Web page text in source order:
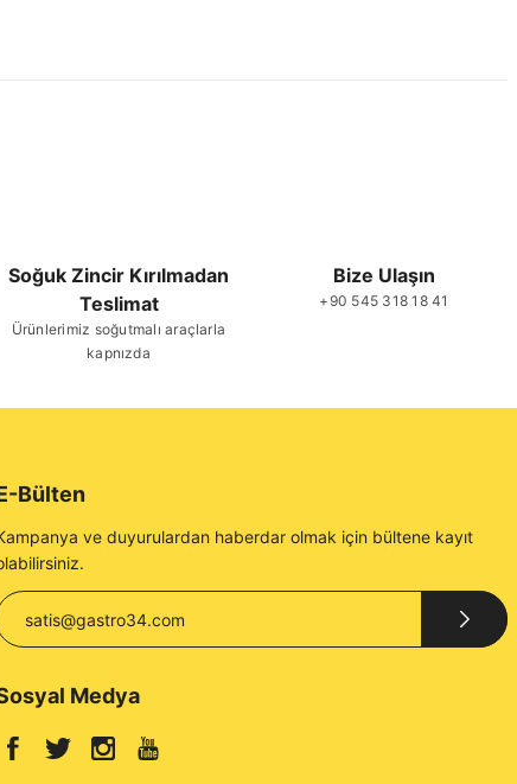
Gönder
Soğuk Zincir Kırılmadan
Teslimat
Ürünlerimiz soğutmalı araçlarla
kapnızda
Bize Ulaşın
+90 545 318 18 41
Bülten
ve duyurulardan haberdar olmak için bültene kayıt
Medya